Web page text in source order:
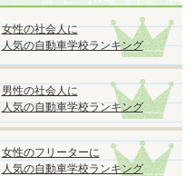
女性の社会人に
人気の自動車学校ランキング
男性の社会人に
人気の自動車学校ランキング
女性のフリーターに
人気の自動車学校ランキング